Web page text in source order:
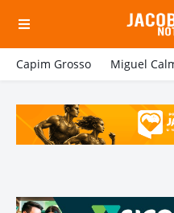
Capim Grosso Miguel